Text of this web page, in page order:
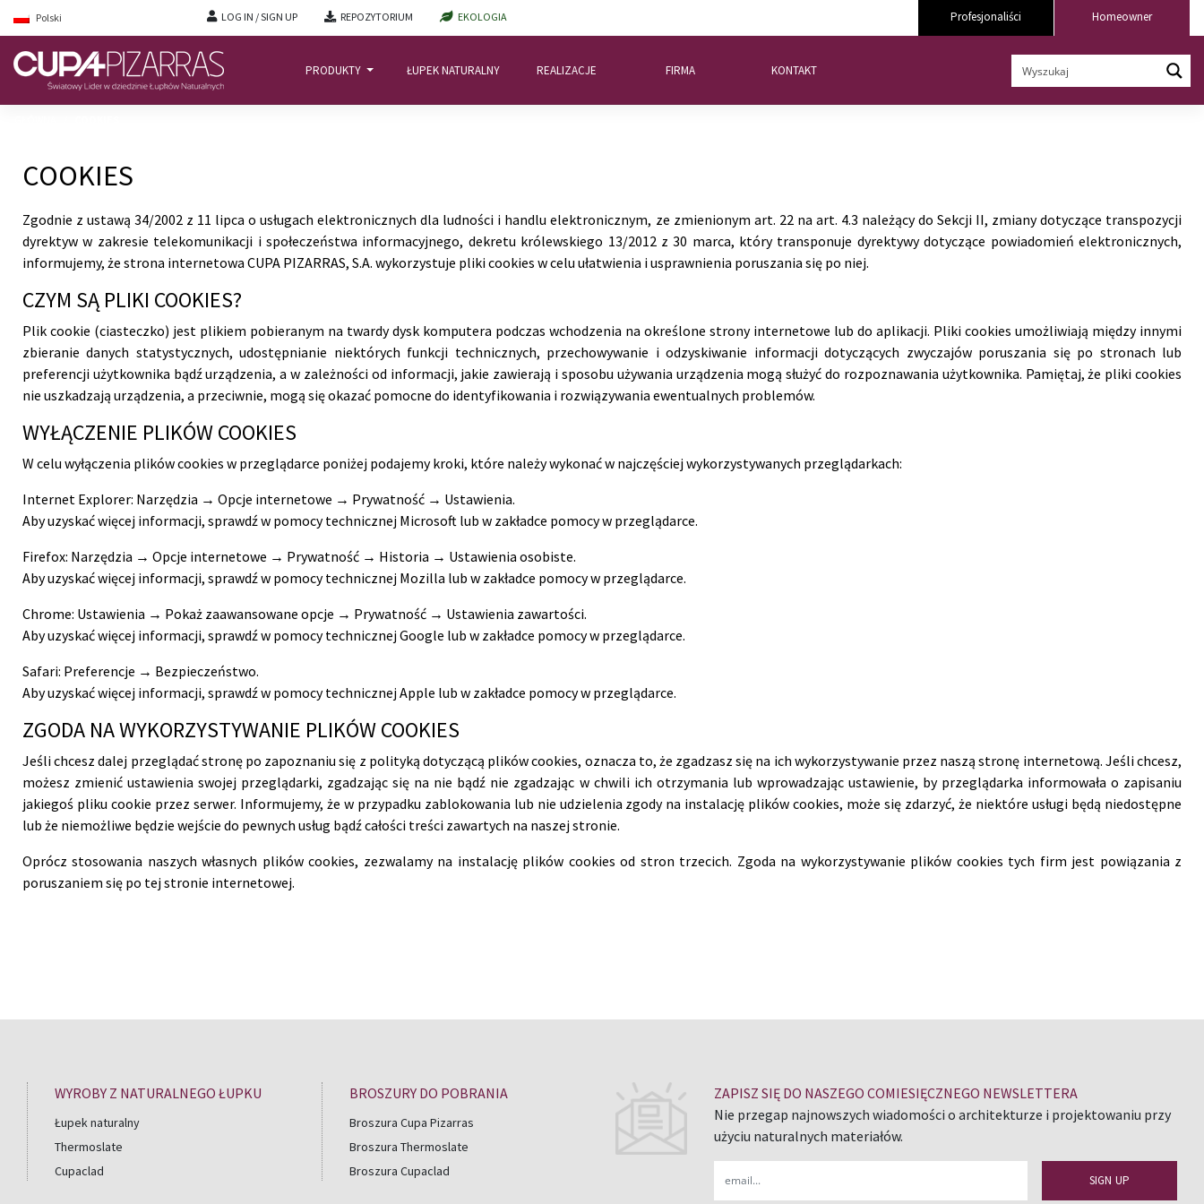
Polski LOG IN / SIGN UP REPOZYTORIUM EKOLOGIA Homeowner
Profesjonaliści
PRODUKTY ŁUPEK NATURALNY REALIZACJE FIRMA KONTAKT
COOKIES
Zgodnie z ustawą 34/2002 z 11 lipca o usługach elektronicznych dla ludności i handlu elektronicznym, ze zmienionym art. 22 na art. 4.3 należący do Sekcji II, zmiany dotyczące transpozycji
dyrektyw w zakresie telekomunikacji i społeczeństwa informacyjnego, dekretu królewskiego 13/2012 z 30 marca, który transponuje dyrektywy dotyczące powiadomień elektronicznych,
informujemy, że strona internetowa CUPA PIZARRAS, S.A. wykorzystuje pliki cookies w celu ułatwienia i usprawnienia poruszania się po niej.
CZYM SĄ PLIKI COOKIES?
Plik cookie (ciasteczko) jest plikiem pobieranym na twardy dysk komputera podczas wchodzenia na określone strony internetowe lub do aplikacji. Pliki cookies umożliwiają między innymi
zbieranie danych statystycznych, udostępnianie niektórych funkcji technicznych, przechowywanie i odzyskiwanie informacji dotyczących zwyczajów poruszania się po stronach lub
preferencji użytkownika bądź urządzenia, a w zależności od informacji, jakie zawierają i sposobu używania urządzenia mogą służyć do rozpoznawania użytkownika. Pamiętaj, że pliki cookies
nie uszkadzają urządzenia, a przeciwnie, mogą się okazać pomocne do identyfikowania i rozwiązywania ewentualnych problemów.
WYŁĄCZENIE PLIKÓW COOKIES
W celu wyłączenia plików cookies w przeglądarce poniżej podajemy kroki, które należy wykonać w najczęściej wykorzystywanych przeglądarkach:
Internet Explorer: Narzędzia → Opcje internetowe → Prywatność → Ustawienia.
Aby uzyskać więcej informacji, sprawdź w pomocy technicznej Microsoft lub w zakładce pomocy w przeglądarce.
Firefox: Narzędzia → Opcje internetowe → Prywatność → Historia → Ustawienia osobiste.
Aby uzyskać więcej informacji, sprawdź w pomocy technicznej Mozilla lub w zakładce pomocy w przeglądarce.
Chrome: Ustawienia → Pokaż zaawansowane opcje → Prywatność → Ustawienia zawartości.
Aby uzyskać więcej informacji, sprawdź w pomocy technicznej Google lub w zakładce pomocy w przeglądarce.
Safari: Preferencje → Bezpieczeństwo.
Aby uzyskać więcej informacji, sprawdź w pomocy technicznej Apple lub w zakładce pomocy w przeglądarce.
ZGODA NA WYKORZYSTYWANIE PLIKÓW COOKIES
Jeśli chcesz dalej przeglądać stronę po zapoznaniu się z polityką dotyczącą plików cookies, oznacza to, że zgadzasz się na ich wykorzystywanie przez naszą stronę internetową. Jeśli chcesz,
możesz zmienić ustawienia swojej przeglądarki, zgadzając się na nie bądź nie zgadzając w chwili ich otrzymania lub wprowadzając ustawienie, by przeglądarka informowała o zapisaniu
jakiegoś pliku cookie przez serwer. Informujemy, że w przypadku zablokowania lub nie udzielenia zgody na instalację plików cookies, może się zdarzyć, że niektóre usługi będą niedostępne
lub że niemożliwe będzie wejście do pewnych usług bądź całości treści zawartych na naszej stronie.
Oprócz stosowania naszych własnych plików cookies, zezwalamy na instalację plików cookies od stron trzecich. Zgoda na wykorzystywanie plików cookies tych firm jest powiązania z
poruszaniem się po tej stronie internetowej.
WYROBY Z NATURALNEGO ŁUPKU
Łupek naturalny
Thermoslate
Cupaclad
BROSZURY DO POBRANIA
Broszura Cupa Pizarras
Broszura Thermoslate
Broszura Cupaclad
ZAPISZ SIĘ DO NASZEGO COMIESIĘCZNEGO NEWSLETTERA
Nie przegap najnowszych wiadomości o architekturze i projektowaniu przy
użyciu naturalnych materiałów.